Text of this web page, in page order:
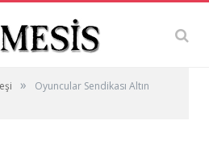
»
Oyuncular Sendikası Altın